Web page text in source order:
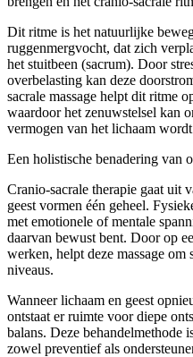
Dit ritme is het natuurlijke
ruggenmergvocht, dat zich
het stuitbeen (sacrum). Door
overbelasting kan deze
sacrale massage helpt dit ritme
waardoor het zenuwstelsel kan
vermogen van het lichaam
Een holistische benadering van
Cranio-sacrale therapie gaat uit
geest vormen één geheel.
met emotionele of mentale
daarvan bewust bent. Door op
werken, helpt deze massage om
niveaus.
Wanneer lichaam en geest
ontstaat er ruimte voor diepe
balans. Deze behandelmethode
zowel preventief als